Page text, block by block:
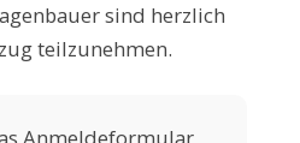
sind herzlich
teilzunehmen.